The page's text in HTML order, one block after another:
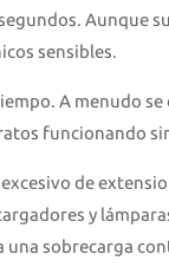
Aunque
sensibles.
A menudo
funcionando
de
y
una sobrecarga